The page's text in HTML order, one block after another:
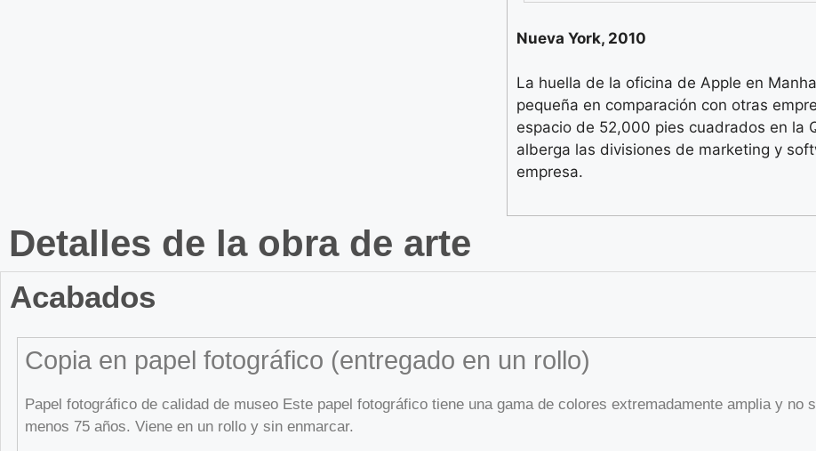
Nueva York, 2010
La huella de la oficina de Apple en
pequeña en comparación con otras
espacio de 52,000 pies cuadrados en la
alberga las divisiones de marketing y
empresa.
Detalles de la obra de arte
Acabados
Copia en papel fotográfico (entregado en un rollo)
Papel fotográfico de calidad de museo Este papel fotográfico tiene una gama de colores extremadamente amplia y no
menos 75 años. Viene en un rollo y sin enmarcar.